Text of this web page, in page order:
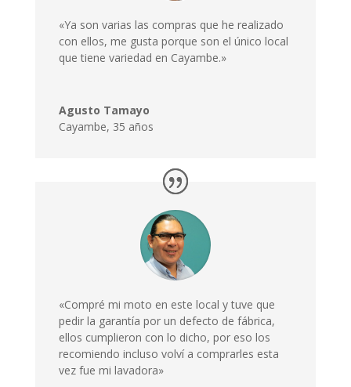
«Ya son varias las compras que he realizado
con ellos, me gusta porque son el único local
que tiene variedad en Cayambe.»
Agusto Tamayo
Cayambe, 35 años
«Compré mi moto en este local y tuve que
pedir la garantía por un defecto de fábrica,
ellos cumplieron con lo dicho, por eso los
recomiendo incluso volví a comprarles esta
vez fue mi lavadora»